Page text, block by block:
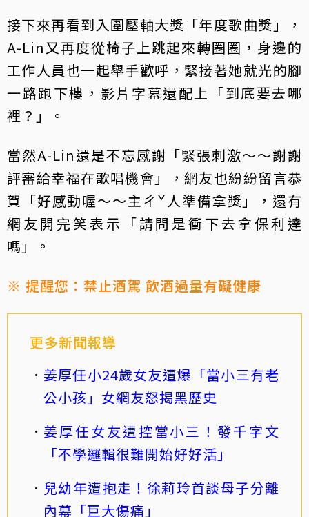
接下來再看到入圍壓軸大獎「年度歌曲獎」，
A-Lin又再度從椅子上跳起來轉圈圈，身邊的
工作人員也一起舉手歡呼，緊接著她就光的腳
一路跑下樓，影片字幕還配上「到底要去哪
裡？」。
當然A-Lin還是不忘感謝「緊張刺激～～謝謝
評審給幸福在歌唱機會」，網友也紛紛留言恭
賀「好感動喔～～主ㄔˇ人準備拿獎」，還有
網友開完笑表示「請問是衝下去拿保利達
嗎」。
※ 提醒您：禁止酒駕 飲酒過量有礙健康
更多新聞報導
姜厚任小24歲女友遭爆「當小三有老
公小孩」女網友怒揭黑歷史
姜厚任女友遭控當小三！發千字文
「不學邏輯很難開始好好活」
兒幼年遭抱走！徐莉玲首談母子分離
內幕「巨大傷痛」